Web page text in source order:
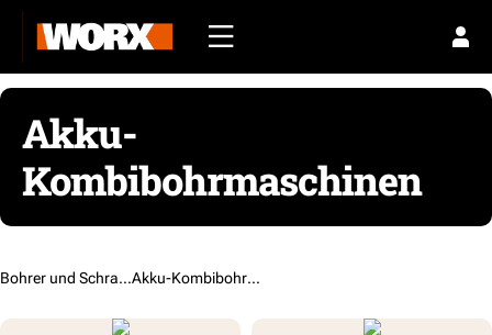
Akku-
Kombibohrmaschinen
Bohrer und Schraubendreher / Akku-Kombibohrmaschinen